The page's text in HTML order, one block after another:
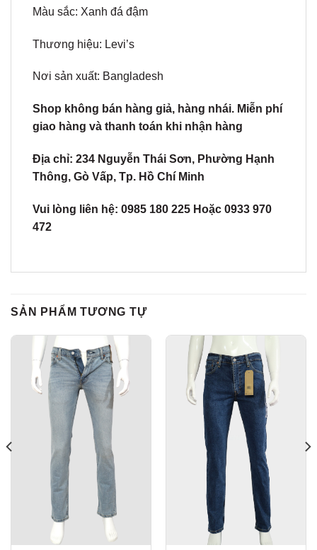
Màu sắc: Xanh đá đậm
Thương hiệu: Levi’s
Nơi sản xuất: Bangladesh
Shop không bán hàng giả, hàng nhái. Miễn phí
giao hàng và thanh toán khi nhận hàng
Địa chỉ: 234 Nguyễn Thái Sơn, Phường Hạnh
Thông, Gò Vấp, Tp. Hồ Chí Minh
Vui lòng liên hệ: 0985 180 225 Hoặc 0933 970
472
SẢN PHẨM TƯƠNG TỰ